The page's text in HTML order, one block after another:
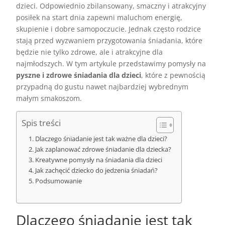
dzieci. Odpowiednio zbilansowany, smaczny i atrakcyjny
posiłek na start dnia zapewni maluchom energię,
skupienie i dobre samopoczucie. Jednak często rodzice
stają przed wyzwaniem przygotowania śniadania, które
będzie nie tylko zdrowe, ale i atrakcyjne dla
najmłodszych. W tym artykule przedstawimy pomysły na
pyszne i zdrowe śniadania dla dzieci, które z pewnością
przypadną do gustu nawet najbardziej wybrednym
małym smakoszom.
Spis treści
Dlaczego śniadanie jest tak ważne dla dzieci?
Jak zaplanować zdrowe śniadanie dla dziecka?
Kreatywne pomysły na śniadania dla dzieci
Jak zachęcić dziecko do jedzenia śniadań?
Podsumowanie
Dlaczego śniadanie jest tak